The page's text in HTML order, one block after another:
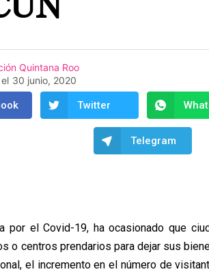
Quintana Roo
30 junio, 2020
Twitter
Telegram
por el Covid-19, ha ocasionado que
o centros prendarios para dejar sus
el incremento en el número de